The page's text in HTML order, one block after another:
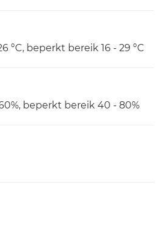
°C, beperkt bereik 16 - 29 °C
beperkt bereik 40 - 80%